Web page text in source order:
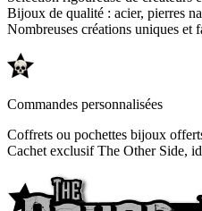
Bijoux de qualité : acier, pierres
Nombreuses créations uniques et
Commandes personnalisées
Coffrets ou pochettes bijoux
Cachet exclusif The Other Side,